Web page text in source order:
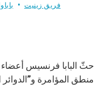
فريق زينيت
حثّ البابا فرنسيس أعضاء
منطق المؤامرة